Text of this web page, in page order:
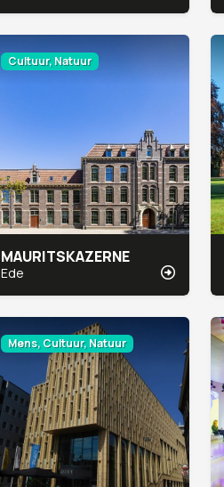
Cultuur, Natuur
MAURITSKAZERNE
Ede
Mens, Cultuur, Natuur